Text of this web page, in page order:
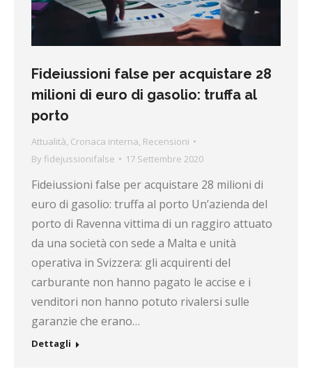
Fideiussioni false per acquistare 28
milioni di euro di gasolio: truffa al
porto
Attualità Cronaca interna Recensioni
By fidejussionifalse 17 Settembre 2020
Fideiussioni false per acquistare 28 milioni di
euro di gasolio: truffa al porto Un’azienda del
porto di Ravenna vittima di un raggiro attuato
da una società con sede a Malta e unità
operativa in Svizzera: gli acquirenti del
carburante non hanno pagato le accise e i
venditori non hanno potuto rivalersi sulle
garanzie che erano…
Dettagli